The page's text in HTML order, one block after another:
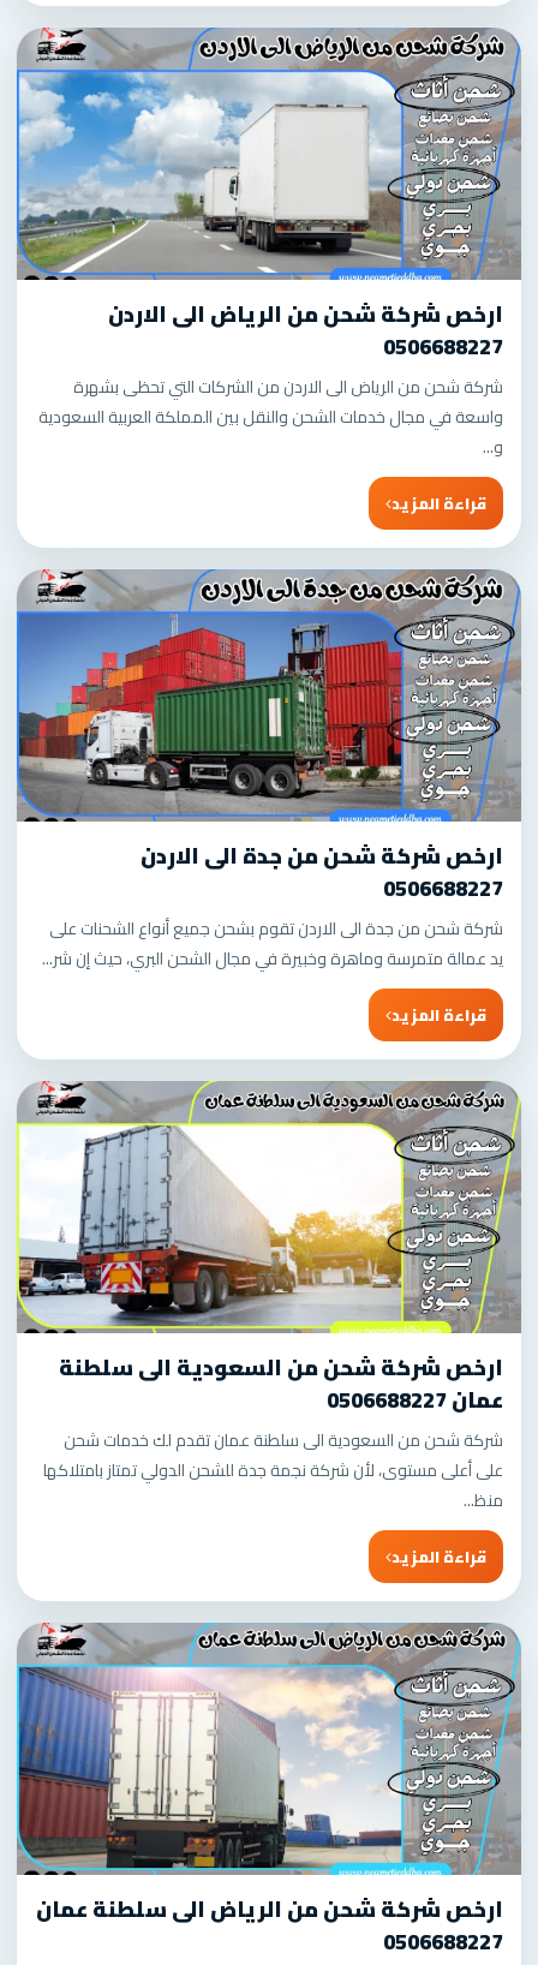
ارخص شركة شحن من الرياض الى الاردن
0506688227
شركة شحن من الرياض الى الاردن من الشركات التي تحظى بشهرة
واسعة في مجال خدمات الشحن والنقل بين المملكة العربية السعودية
و...
قراءة المزيد
ارخص شركة شحن من جدة الى الاردن
0506688227
شركة شحن من جدة الى الاردن تقوم بشحن جميع أنواع الشحنات على
يد عمالة متمرسة وماهرة وخبيرة في مجال الشحن البري، حيث إن شر...
قراءة المزيد
ارخص شركة شحن من السعودية الى سلطنة
عمان 0506688227
شركة شحن من السعودية الى سلطنة عمان تقدم لك خدمات شحن
على أعلى مستوى، لأن شركة نجمة جدة للشحن الدولي تمتاز بامتلاكها
منظ...
قراءة المزيد
ارخص شركة شحن من الرياض الى سلطنة عمان
0506688227